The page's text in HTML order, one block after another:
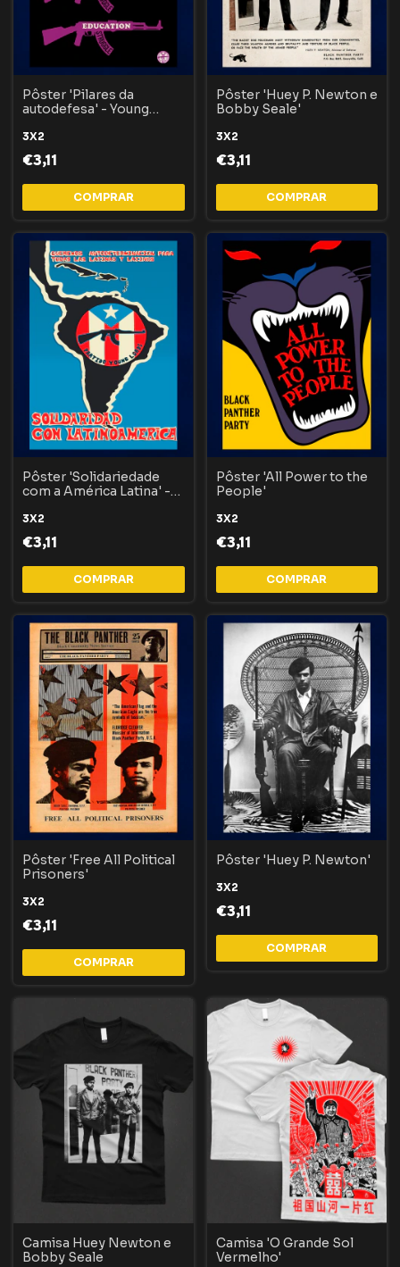
Pôster 'Pilares da
autodefesa' - Young
3X2
€3,11
COMPRAR
Pôster 'Huey P. Newton e
Bobby Seale'
3X2
€3,11
COMPRAR
Pôster 'Solidariedade
com a América Latina' -
3X2
€3,11
COMPRAR
Pôster 'All Power to the
People'
3X2
€3,11
COMPRAR
Pôster 'Free All Political
Prisoners'
3X2
€3,11
COMPRAR
Pôster 'Huey P. Newton'
3X2
€3,11
COMPRAR
Camisa Huey Newton e
Bobby Seale
Camisa 'O Grande Sol
Vermelho'